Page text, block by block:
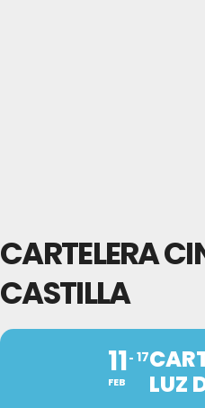
CARTELERA
CASTILLA
11
FEB
17
LUZ